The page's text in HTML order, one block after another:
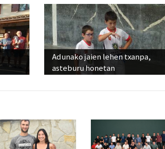
Adunako jaien lehen txanpa,
asteburu honetan